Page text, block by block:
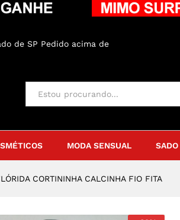
de SP Pedido acima de
MODA SENSUAL
CORTININHA CALCINHA FIO FITA
Avaliações (0)